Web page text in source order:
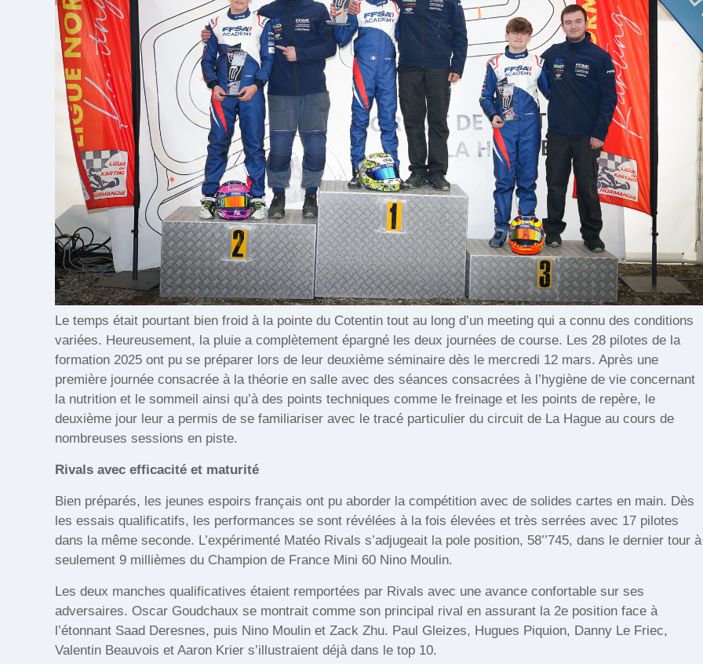
Le temps était pourtant bien froid à la pointe du Cotentin tout au long d’un meeting qui a connu des conditions
variées. Heureusement, la pluie a complètement épargné les deux journées de course. Les 28 pilotes de la
formation 2025 ont pu se préparer lors de leur deuxième séminaire dès le mercredi 12 mars. Après une
première journée consacrée à la théorie en salle avec des séances consacrées à l’hygiène de vie concernant
la nutrition et le sommeil ainsi qu’à des points techniques comme le freinage et les points de repère, le
deuxième jour leur a permis de se familiariser avec le tracé particulier du circuit de La Hague au cours de
nombreuses sessions en piste.
Rivals avec efficacité et maturité
Bien préparés, les jeunes espoirs français ont pu aborder la compétition avec de solides cartes en main. Dès
les essais qualificatifs, les performances se sont révélées à la fois élevées et très serrées avec 17 pilotes
dans la même seconde. L’expérimenté Matéo Rivals s’adjugeait la pole position, 58’’745, dans le dernier tour à
seulement 9 millièmes du Champion de France Mini 60 Nino Moulin.
Les deux manches qualificatives étaient remportées par Rivals avec une avance confortable sur ses
adversaires. Oscar Goudchaux se montrait comme son principal rival en assurant la 2e position face à
l’étonnant Saad Deresnes, puis Nino Moulin et Zack Zhu. Paul Gleizes, Hugues Piquion, Danny Le Friec,
Valentin Beauvois et Aaron Krier s’illustraient déjà dans le top 10.